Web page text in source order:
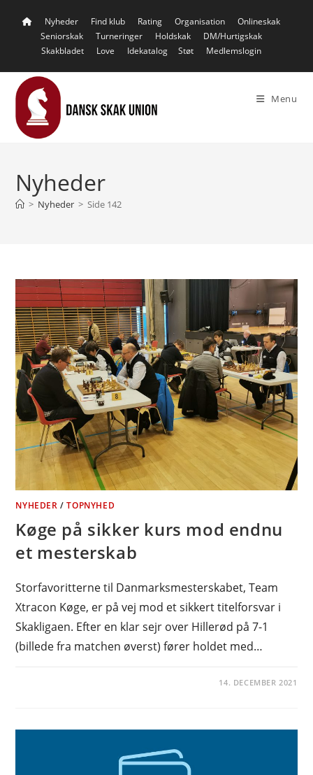
Nyheder Find klub Rating Organisation
Onlineskak
Seniorskak
Turneringer Holdskak
DM/Hurtigskak
Skakbladet
Love Idekatalog Støt Medlemslogin
Menu
Nyheder
> Nyheder > Side 142
NYHEDER /TOPNYHED
Køge på sikker kurs mod endnu
et mesterskab
Storfavoritterne til Danmarksmesterskabet, Team
Xtracon Køge, er på vej mod et sikkert titelforsvar i
Skakligaen. Efter en klar sejr over Hillerød på 7-1
(billede fra matchen øverst) fører holdet med…
14. DECEMBER 2021